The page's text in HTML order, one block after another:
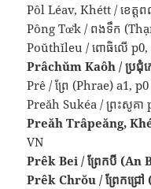
Pôl Léav, Khétt / ខេត្ត
Pông Tœ̆k / ពងទឹក
Poŭthĭleu / ពោធិលើ p0,
Prâchŭm Kaôh / ប្រជុំ
Prê / ព្រែ (Phrae) a1,
Preăh Sukéa / ព្រះសូគា
Preăh Trâpeăng,
VN
Prêk Bei / ព្រែកបី (An
Prêk Chrŏu / ព្រែកជ្រ